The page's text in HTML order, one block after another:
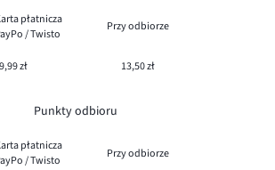
płatnicza
/ Twisto
Przy odbiorze
9,99 zł 13,50 zł
Punkty odbioru
płatnicza
/ Twisto
Przy odbiorze